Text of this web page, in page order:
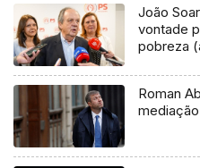
João
vontade
pobreza
Roman